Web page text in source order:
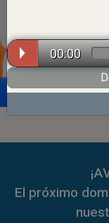
El próximo
00:00